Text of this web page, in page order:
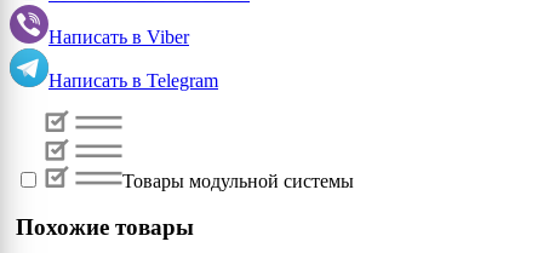
Написать в Viber
Написать в Telegram
Товары модульной системы
Похожие товары